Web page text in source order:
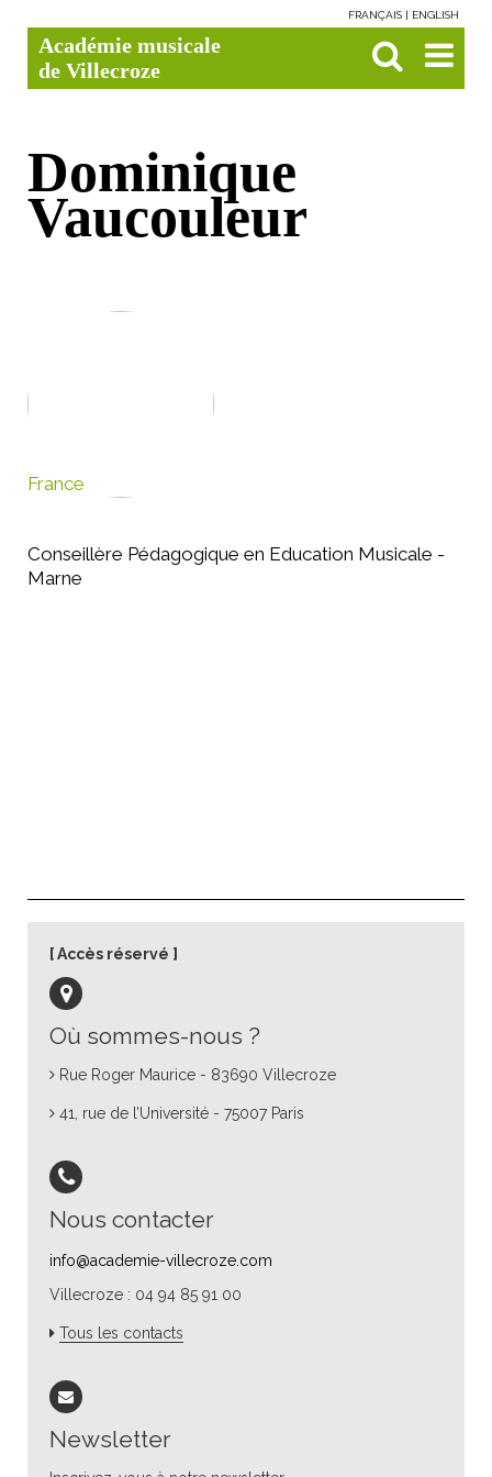
contenu.
Aller
à
personnels
FRANÇAIS ENGLISH
Académie musicale
de Villecroze

avancée…
Dominique
Vaucouleur
France
Conseillère Pédagogique en Education Musicale -
Marne
Où sommes-nous ?
Rue Roger Maurice - 83690 Villecroze
41, rue de l’Université - 75007 Paris
Nous contacter
info@academie-villecroze.com
Villecroze : 04 94 85 91 00
Tous les contacts
Newsletter
Accès réservé